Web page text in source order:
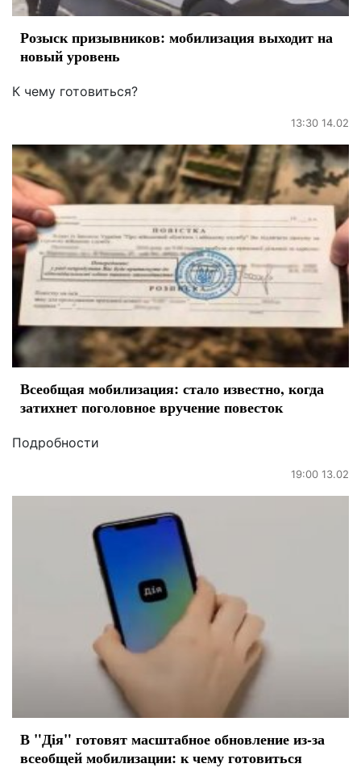
Розыск призывников: мобилизация выходит на
новый уровень
К чему готовиться?
13:30 14.02
Всеобщая мобилизация: стало известно, когда
затихнет поголовное вручение повесток
Подробности
19:00 13.02
В "Дія" готовят масштабное обновление из-за
всеобщей мобилизации: к чему готовиться